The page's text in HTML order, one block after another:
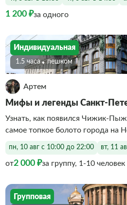
1 200 ₽за одного
Индивидуальная
1.5 часа Пешком
Артем
Мифы и легенды Санкт-
Узнать, как появился Чижик-
самое топкое болото города на
пн, 10 авг с 10:00 до 22:00 вт, 11
от2 000 ₽за группу, 1-10 человек
Групповая